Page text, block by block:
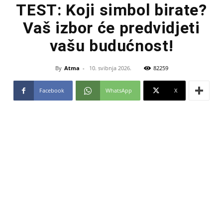
TEST: Koji simbol birate?
Vaš izbor će predvidjeti
vašu budućnost!
By Atma - 10. svibnja 2026. 82259
Facebook WhatsApp X